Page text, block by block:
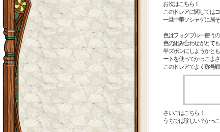
お次はこちら！
このドレアに関しては
一旦中華ソシャゲに居
色はフォグブルー使う
色の組み合わせがとて
半ズボンにしようかと
ートを使ってかっこよ
このドレアでよく称号
さいごはこちら！
うちでは珍しい？かっ